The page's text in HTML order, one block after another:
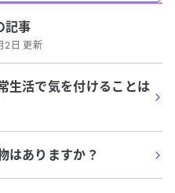
記事
2日 更新
生活で気を付けることは
はありますか？